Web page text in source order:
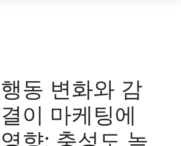
동 변화와 감
이 마케팅에
향: 충성도 높